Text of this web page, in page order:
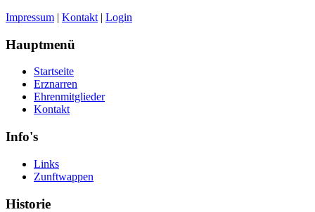
Impressum | Kontakt | Login
Hauptmenü
Startseite
Erznarren
Ehrenmitglieder
Kontakt
Info's
Links
Zunftwappen
Historie